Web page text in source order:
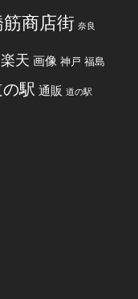
商店街 奈良
楽天 画像 神戸 福島
駅 通販 道の駅